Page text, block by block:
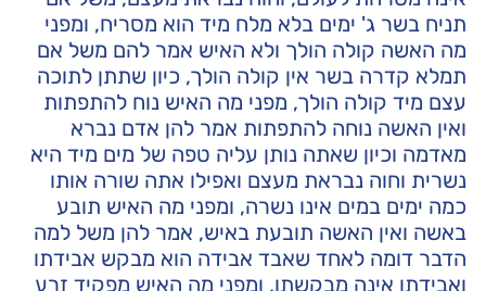
תניח בשר ג' ימים בלא מלח מיד הוא מסריח, ומפני
מה האשה קולה הולך ולא האיש אמר להם משל אם
תמלא קדרה בשר אין קולה הולך, כיון שתתן לתוכה
עצם מיד קולה הולך, מפני מה האיש נוח להתפתות
ואין האשה נוחה להתפתות אמר להן אדם נברא
מאדמה וכיון שאתה נותן עליה טפה של מים מיד היא
נשרית וחוה נבראת מעצם ואפילו אתה שורה אותו
כמה ימים במים אינו נשרה, ומפני מה האיש תובע
באשה ואין האשה תובעת באיש, אמר להן משל למה
הדבר דומה לאחד שאבד אבידה הוא מבקש אבידתו
ואבידתו אינה מבקשתו, ומפני מה האיש מפקיד זרע